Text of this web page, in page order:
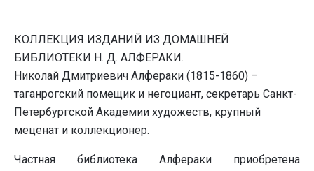
КОЛЛЕКЦИЯ ИЗДАНИЙ ИЗ ДОМАШНЕЙ
БИБЛИОТЕКИ Н. Д. АЛФЕРАКИ.
Николай Дмитриевич Алфераки (1815-1860) –
таганрогский помещик и негоциант, секретарь Санкт-
Петербургской Академии художеств, крупный
меценат и коллекционер.
Частная библиотека Алфераки приобретена